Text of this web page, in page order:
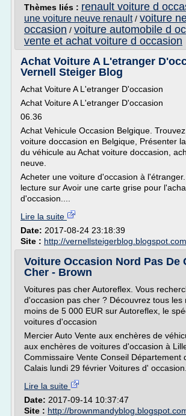
Thèmes liés : renault voiture d
une voiture neuve renault/ voiture
occasion / voiture automobile d
vente et achat voiture d occasion
Achat Voiture A L'etranger
Vernell Steiger Blog
Achat Voiture A L'etranger D'occasion
Achat Voiture A L'etranger D'occasion
06.36
Achat Vehicule Occasion Belgique.
voiture doccasion en Belgique, Présenter
du véhicule au Achat voiture doccasion,
neuve.
Acheter une voiture d'occasion à
lecture sur Avoir une carte grise pour
d'occasion....
Lire la suite
Date: 2017-08-24 23:18:39
Site : http://vernellsteigerblog.blogspot.com
Voiture Occasion Nord Pas De
Cher - Brown
Voitures pas cher Autoreflex. Vous
d'occasion pas cher ? Découvrez tous les
moins de 5 000 EUR sur Autoreflex, le
voitures d'occasion
Mercier Auto Vente aux enchères de
aux enchères de voitures d'occasion à
Commissaire Vente Conseil Département
Calais lundi 29 février Voitures d'
Lire la suite
Date: 2017-09-14 10:37:47
Site : http://